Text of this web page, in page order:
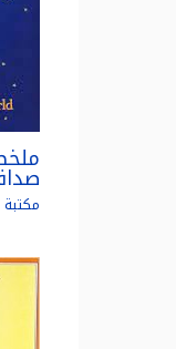
ملخص
صداقة
مكتبة